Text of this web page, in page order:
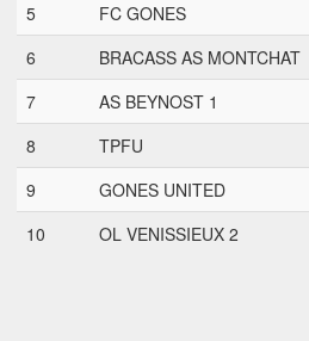
5
FC GONES
6
BRACASS AS MONTCHAT
7
AS BEYNOST 1
8
TPFU
9
GONES UNITED
10
OL VENISSIEUX 2